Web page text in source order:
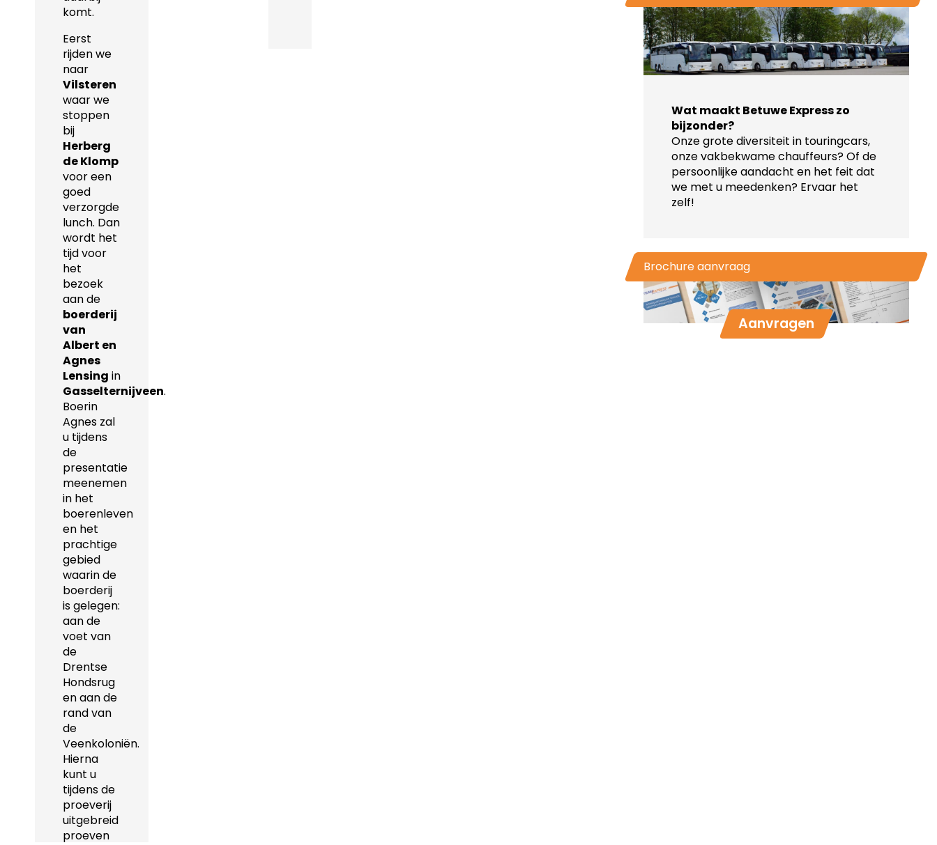
komt.
Eerst
rijden we
naar
Vilsteren
waar we
stoppen
bij
Herberg
de Klomp
voor een
goed
verzorgde
lunch. Dan
wordt het
tijd voor
het
bezoek
aan de
boerderij
van
Albert en
Agnes
Lensing in
Gasselternijveen.
Boerin
Agnes zal
u tijdens
de
presentatie
meenemen
in het
boerenleven
en het
prachtige
gebied
waarin de
boerderij
is gelegen:
aan de
voet van
de
Drentse
Hondsrug
en aan de
rand van
de
Veenkoloniën.
Hierna
kunt u
tijdens de
proeverij
uitgebreid
proeven
Wat maakt Betuwe Express zo
bijzonder?
Onze grote diversiteit in touringcars,
onze vakbekwame chauffeurs? Of de
persoonlijke aandacht en het feit dat
we met u meedenken? Ervaar het
zelf!
Brochure aanvraag
Aanvragen